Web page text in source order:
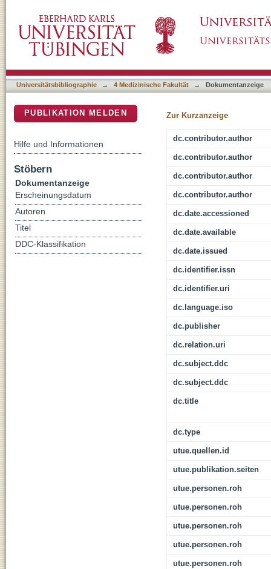
Universitätsbibliographie → 4 Medizinische Fakultät → Dokumentanzeige
Zur Kurzanzeige
dc.contributor.author
dc.contributor.author
dc.contributor.author
dc.contributor.author
dc.date.accessioned
dc.date.available
dc.date.issued
dc.identifier.issn
dc.identifier.uri
dc.language.iso
dc.publisher
dc.relation.uri
dc.subject.ddc
dc.subject.ddc
dc.title
dc.type
utue.quellen.id
utue.publikation.seiten
utue.personen.roh
utue.personen.roh
utue.personen.roh
utue.personen.roh
utue.personen.roh
PUBLIKATION MELDEN
Hilfe und Informationen
Stöbern
Dokumentanzeige
Erscheinungsdatum
Autoren
Titel
DDC-Klassifikation